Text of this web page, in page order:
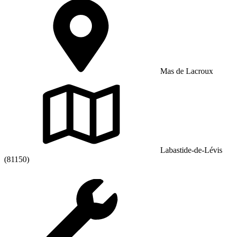
Mas de Lacroux
Labastide-de-Lévis
(81150)